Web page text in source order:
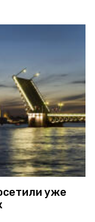
уже